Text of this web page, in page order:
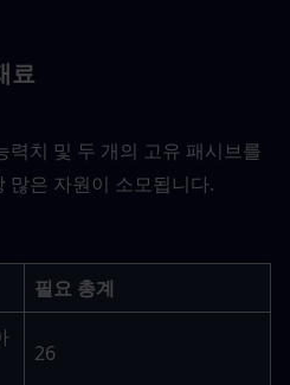
료
력치 및 두 개의 고유 패시브를
많은 자원이 소모됩니다.
필요 총계
26